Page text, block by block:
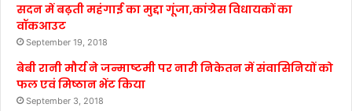
सदन में बढ़ती महंगाई का मुद्दा गूंजा,कांग्रेस विधायकों का
वॉकआउट
September 19, 2018
बेबी रानी मौर्य ने जन्माष्टमी पर नारी निकेतन में संवासिनियों को
फल एवं मिष्ठान भेंट किया
September 3, 2018